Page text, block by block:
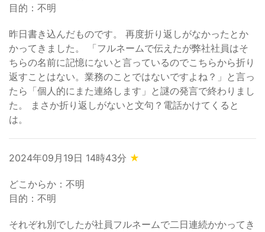
目的：不明
昨日書き込んだものです。 再度折り返しがなかったとか
かってきました。 「フルネームで伝えたが弊社社員はそ
ちらの名前に記憶にないと言っているのでこちらから折り
返すことはない。業務のことではないですよね？」と言っ
たら「個人的にまた連絡します」と謎の発言で終わりまし
た。 まさか折り返しがないと文句？電話かけてくると
は。
2024年09月19日 14時43分 ★
どこからか：不明
目的：不明
それぞれ別でしたが社員フルネームで二日連続かかってき